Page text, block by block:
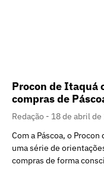
Procon de Itaquá
compras de
Redação
18 de abril de
Com a Páscoa, o
uma série de
compras de forma